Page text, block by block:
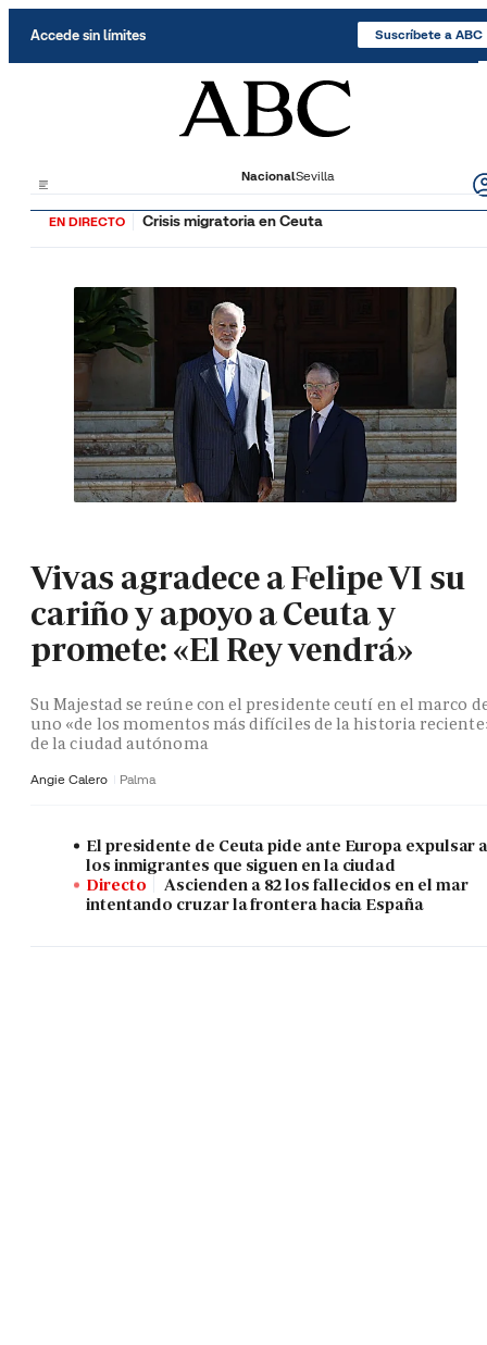
Accede sin límites Suscríbete a ABC
NacionalSevilla
EN DIRECTO Crisis migratoria en Ceuta
Vivas agradece a Felipe VI su
cariño y apoyo a Ceuta y
promete: «El Rey vendrá»
Su Majestad se reúne con el presidente ceutí en el marco
uno «de los momentos más difíciles de la historia
de la ciudad autónoma
Angie Calero Palma
El presidente de Ceuta pide ante Europa expulsar
los inmigrantes que siguen en la ciudad
Directo
Ascienden a 82 los fallecidos en el mar
intentando cruzar la frontera hacia España